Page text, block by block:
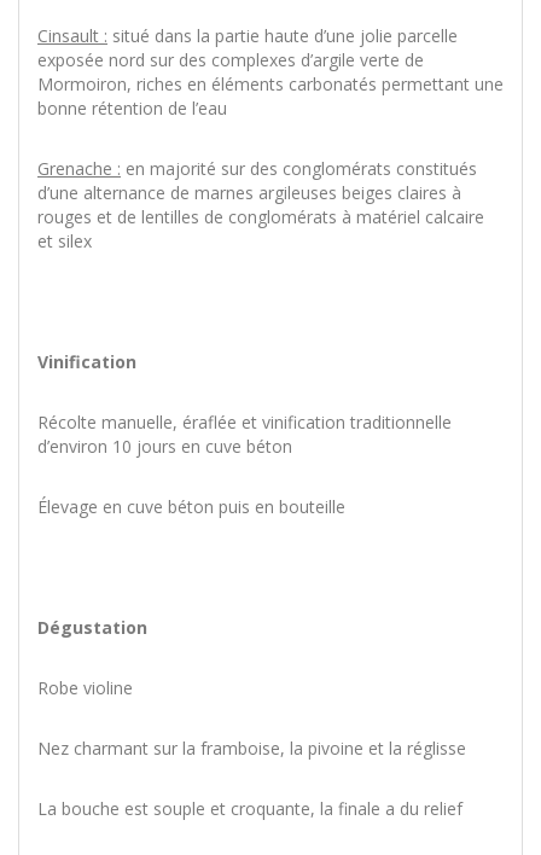
Cinsault : situé dans la partie haute d’une jolie parcelle
exposée nord sur des complexes d’argile verte de
Mormoiron, riches en éléments carbonatés permettant une
bonne rétention de l’eau
Grenache : en majorité sur des conglomérats constitués
d’une alternance de marnes argileuses beiges claires à
rouges et de lentilles de conglomérats à matériel calcaire
et silex
Vinification
Récolte manuelle, éraflée et vinification traditionnelle
d’environ 10 jours en cuve béton
Élevage en cuve béton puis en bouteille
Dégustation
Robe violine
Nez charmant sur la framboise, la pivoine et la réglisse
La bouche est souple et croquante, la finale a du relief